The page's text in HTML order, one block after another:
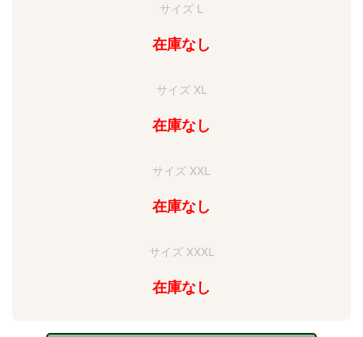
サイズ L
在庫なし
サイズ XL
在庫なし
サイズ XXL
在庫なし
サイズ XXXL
在庫なし